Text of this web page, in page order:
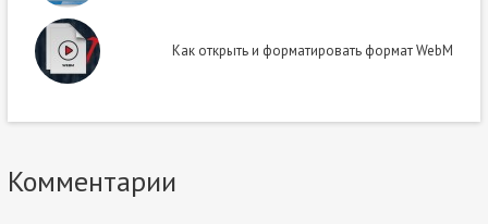
Как открыть и форматировать формат WebM
Комментарии